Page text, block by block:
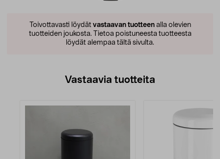
Toivottavasti löydät vastaavan tuotteenalla olevien
tuotteiden joukosta. Tietoa poistuneesta tuotteesta
löydät alempaa tältä sivulta.
Vastaavia tuotteita